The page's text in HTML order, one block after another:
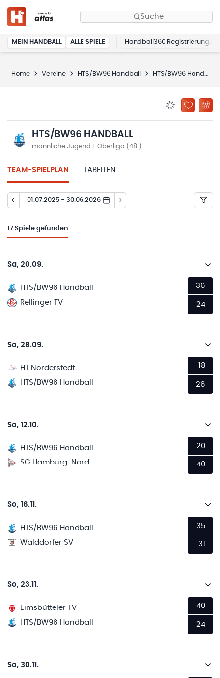
Suche
MEIN HANDBALL ALLE SPIELE Handball360 Registrierung
Home Vereine HTS/BW96 Handball HTS/BW96 Handball
ZU
HTS/BW96 HANDBALL
männliche Jugend E Oberliga (481)
TEAM-SPIELPLAN TABELLEN
01.07.2025 - 30.06.2026
17 Spiele gefunden
Sa, 20.09.
HTS/BW96 Handball
Rellinger TV
36
24
So, 28.09.
HT Norderstedt
HTS/BW96 Handball
18
26
So, 12.10.
HTS/BW96 Handball
SG Hamburg-Nord
20
40
So, 16.11.
HTS/BW96 Handball
Walddörfer SV
35
31
So, 23.11.
Eimsbütteler TV
HTS/BW96 Handball
40
24
So, 30.11.